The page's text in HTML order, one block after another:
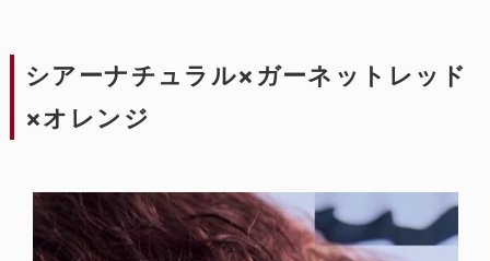
シアーナチュラル×ガーネットレッド
×オレンジ